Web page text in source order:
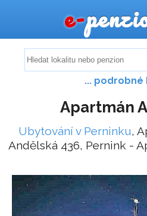
e-
... podrobné
Apartmán
Ubytování v Perninku,
Andělská 436, Pernink -